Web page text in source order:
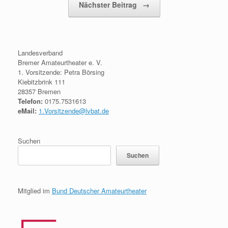
Nächster Beitrag →
Landesverband
Bremer Amateurtheater e. V.
1. Vorsitzende: Petra Börsing
Kiebitzbrink 111
28357 Bremen
Telefon: 0175.7531613
eMail: 1.Vorsitzende@lvbat.de
Suchen
Suchen
Mitglied im Bund Deutscher Amateurtheater